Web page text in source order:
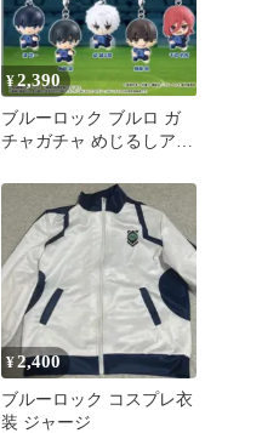
¥2,390
ブルーロック ブルロ ガ
チャガチャ めじるしアク
¥2,400
ブルーロック コスプレ衣
装 ジャージ